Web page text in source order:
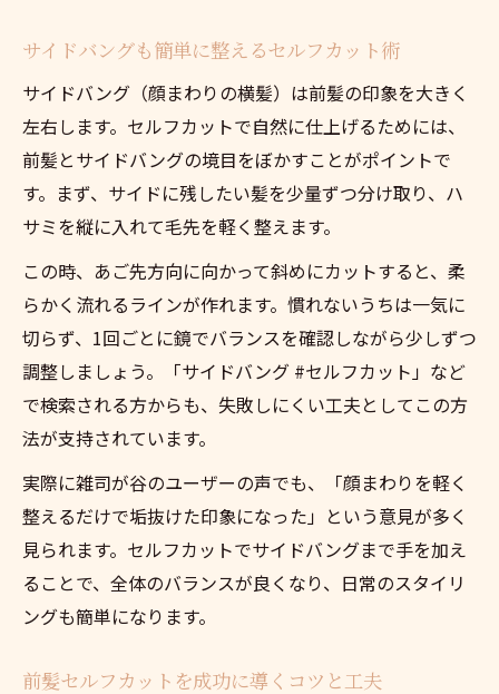
サイドバングも簡単に整えるセルフカット術
サイドバング（顔まわりの横髪）は前髪の印象を大きく
左右します。セルフカットで自然に仕上げるためには、
前髪とサイドバングの境目をぼかすことがポイントで
す。まず、サイドに残したい髪を少量ずつ分け取り、ハ
サミを縦に入れて毛先を軽く整えます。
この時、あご先方向に向かって斜めにカットすると、柔
らかく流れるラインが作れます。慣れないうちは一気に
切らず、1回ごとに鏡でバランスを確認しながら少しずつ
調整しましょう。「サイドバング #セルフカット」など
で検索される方からも、失敗しにくい工夫としてこの方
法が支持されています。
実際に雑司が谷のユーザーの声でも、「顔まわりを軽く
整えるだけで垢抜けた印象になった」という意見が多く
見られます。セルフカットでサイドバングまで手を加え
ることで、全体のバランスが良くなり、日常のスタイリ
ングも簡単になります。
前髪セルフカットを成功に導くコツと工夫